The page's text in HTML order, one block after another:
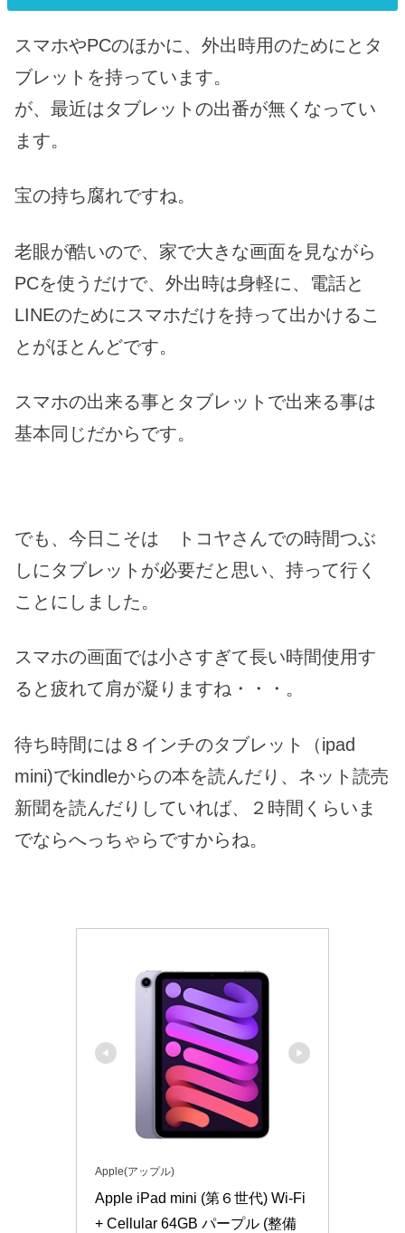
スマホやPCのほかに、外出時用のためにとタ
ブレットを持っています。
が、最近はタブレットの出番が無くなってい
ます。
宝の持ち腐れですね。
老眼が酷いので、家で大きな画面を見ながら
PCを使うだけで、外出時は身軽に、電話と
LINEのためにスマホだけを持って出かけるこ
とがほとんどです。
スマホの出来る事とタブレットで出来る事は
基本同じだからです。
でも、今日こそは トコヤさんでの時間つぶ
しにタブレットが必要だと思い、持って行く
ことにしました。
スマホの画面では小さすぎて長い時間使用す
ると疲れて肩が凝りますね・・・。
待ち時間には８インチのタブレット（ipad
mini)でkindleからの本を読んだり、ネット読売
新聞を読んだりしていれば、２時間くらいま
でならへっちゃらですからね。
Apple(アップル)
Apple iPad mini (第６世代) Wi-Fi
+ Cellular 64GB パープル (整備